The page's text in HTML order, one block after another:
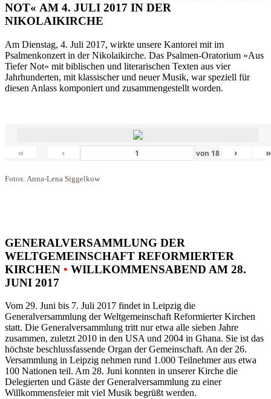
NOT« AM 4. JULI 2017 IN DER
NIKOLAIKIRCHE
Am Dienstag, 4. Juli 2017, wirkte unsere Kantorei mit im
Psalmenkonzert in der Nikolaikirche. Das Psalmen-Oratorium »Aus
Tiefer Not« mit biblischen und literarischen Texten aus vier
Jahrhunderten, mit klassischer und neuer Musik, war speziell für
diesen Anlass komponiert und zusammengestellt worden.
« ‹ von 18 › »
Fotos: Anna-Lena Siggelkow
GENERALVERSAMMLUNG DER
WELTGEMEINSCHAFT REFORMIERTER
KIRCHEN • WILLKOMMENSABEND AM 28.
JUNI 2017
Vom 29. Juni bis 7. Juli 2017 findet in Leipzig die
Generalversammlung der Weltgemeinschaft Reformierter Kirchen
statt. Die Generalversammlung tritt nur etwa alle sieben Jahre
zusammen, zuletzt 2010 in den USA und 2004 in Ghana. Sie ist das
höchste beschlussfassende Organ der Gemeinschaft. An der 26.
Versammlung in Leipzig nehmen rund 1.000 Teilnehmer aus etwa
100 Nationen teil. Am 28. Juni konnten in unserer Kirche die
Delegierten und Gäste der Generalversammlung zu einer
Willkommensfeier mit viel Musik begrüßt werden.